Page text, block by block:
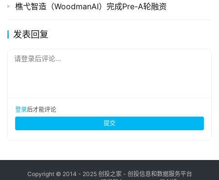
樵弋智造（WoodmanAI）完成Pre-A轮融资
发表回复
请登录后评论...
登录后才能评论
提交
Copyright © 2014 - 2025 创投之家 - 创投信息和数据服务平台